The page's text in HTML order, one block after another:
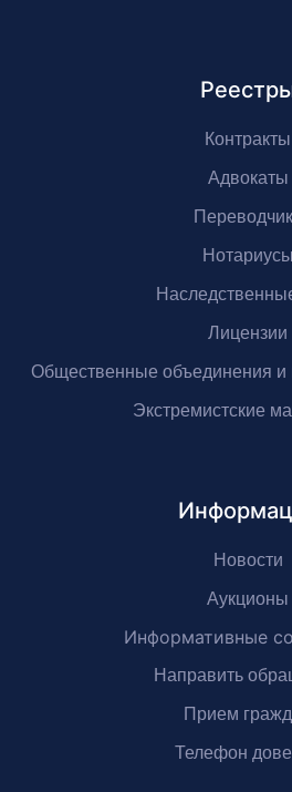
Контракты
Адвокаты
Нотариусы
Лицензии
Общественные объединения и
Экстремистские
Новости
Аукционы
Информативные
Направить
Прием
Телефон